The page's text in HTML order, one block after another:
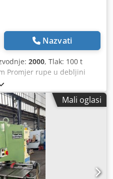
Nazvati
2000, Tlak: 100 t
Promjer rupe u debljini
49 hodova/min Ukupna
stroja: cca 3.500 kg
- Valjkasti transporteriMali oglasi